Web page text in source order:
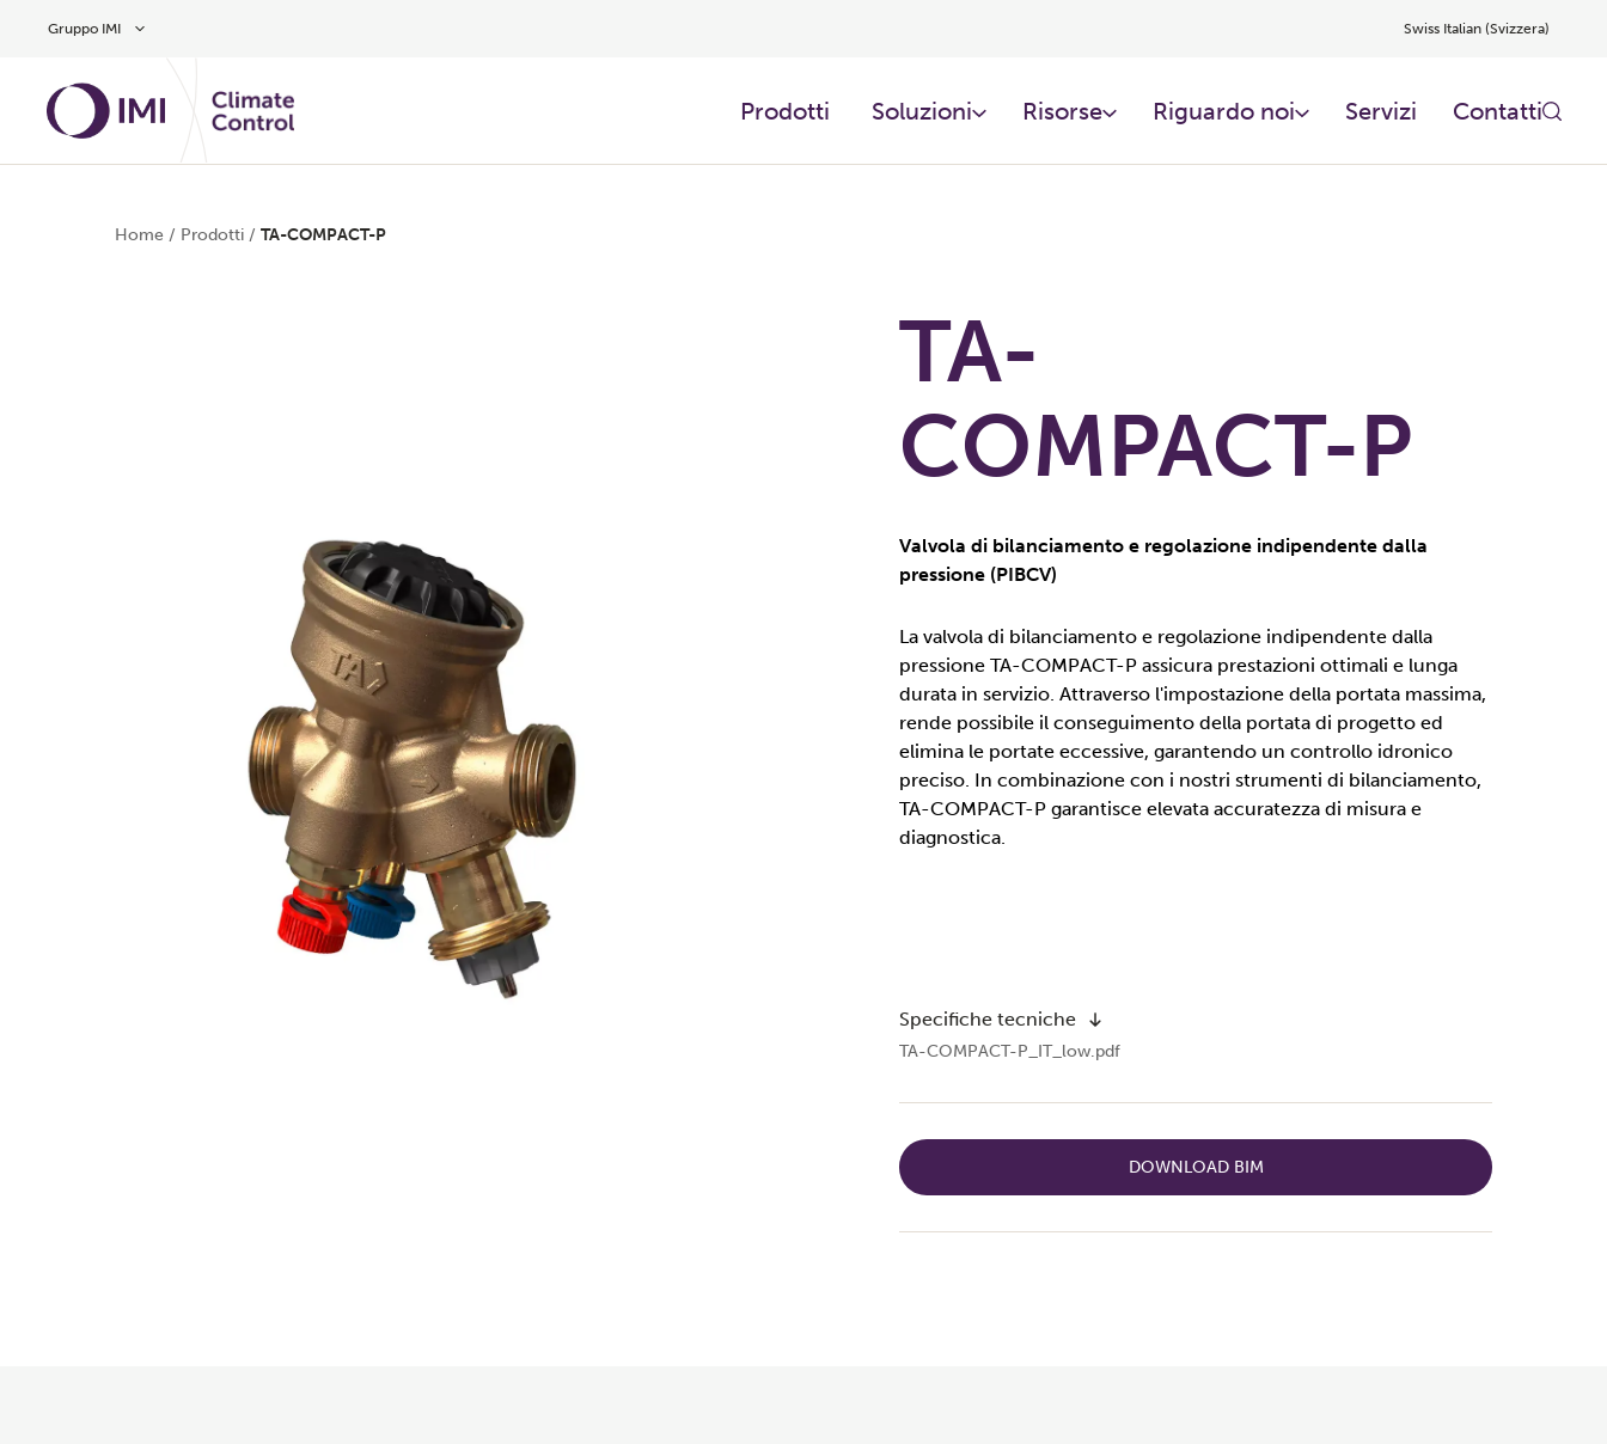
Gruppo IMI Swiss Italian (Svizzera)
Prodotti ​ Soluzioni Risorse Riguardo noi​ Servizi Contatti
Home / Prodotti / TA-COMPACT-P
TA-
COMPACT-P
Valvola di bilanciamento e regolazione indipendente dalla
pressione (PIBCV)
La valvola di bilanciamento e regolazione indipendente dalla
pressione TA-COMPACT-P assicura prestazioni ottimali e lunga
durata in servizio. Attraverso l'impostazione della portata massima,
rende possibile il conseguimento della portata di progetto ed
elimina le portate eccessive, garantendo un controllo idronico
preciso. In combinazione con i nostri strumenti di bilanciamento,
TA-COMPACT-P garantisce elevata accuratezza di misura e
diagnostica.
Specifiche tecniche
TA-COMPACT-P_IT_low.pdf
DOWNLOAD BIM